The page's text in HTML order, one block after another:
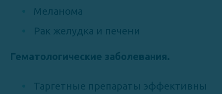
Меланома
Рак желудка и печени
Гематологические заболевания.
Таргетные препараты эффективны